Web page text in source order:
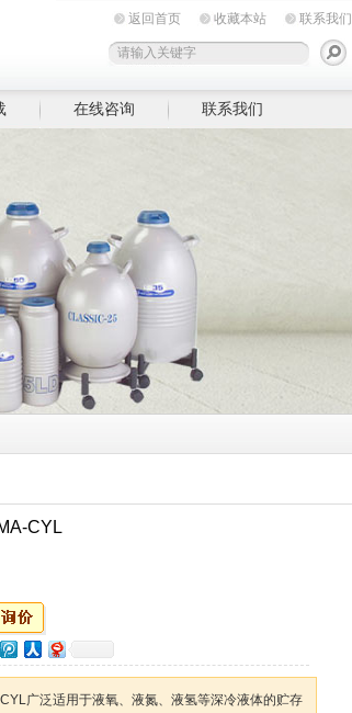
返回首页 收藏本站 联系我们
在线咨询 联系我们
CYL
广泛适用于液氧、液氮、液氢等深冷液体的贮存